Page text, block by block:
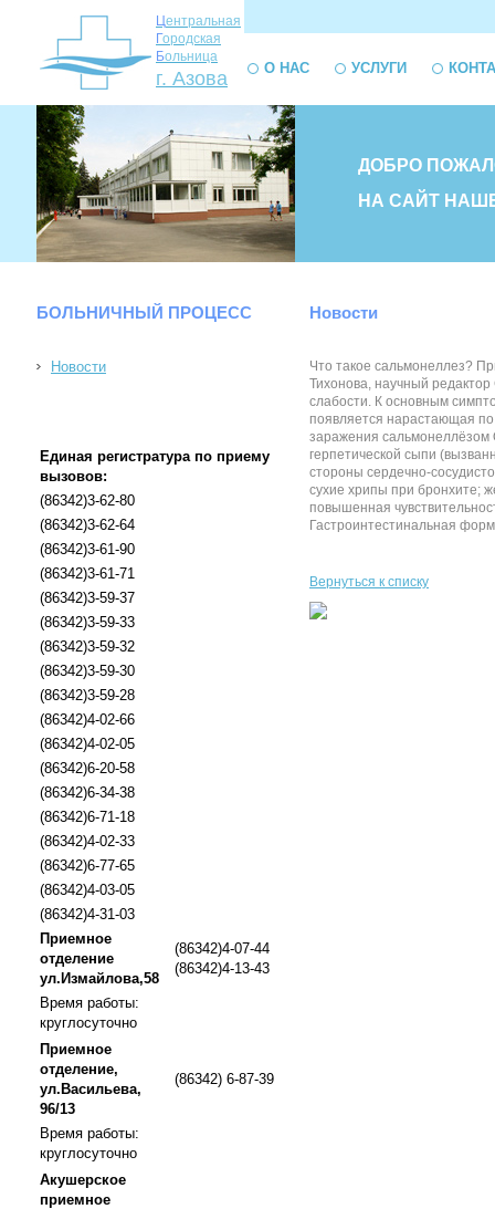
Центральная
Городская
Больница
г. Азова О НАС УСЛУГИ
ДОБРО
НА САЙТ
БОЛЬНИЧНЫЙ ПРОЦЕСС
Новости
Единая регистратура по приему
вызовов:
(86342)3-62-80
(86342)3-62-64
(86342)3-61-90
(86342)3-61-71
(86342)3-59-37
(86342)3-59-33
(86342)3-59-32
(86342)3-59-30
(86342)3-59-28
(86342)4-02-66
(86342)4-02-05
(86342)6-20-58
(86342)6-34-38
(86342)6-71-18
(86342)4-02-33
(86342)6-77-65
(86342)4-03-05
(86342)4-31-03
Приемное
отделение
ул.Измайлова,58
(86342)4-07-44
(86342)4-13-43
Время работы:
круглосуточно
Приемное
отделение,
ул.Васильева,
96/13
(86342) 6-87-39
Время работы:
круглосуточно
Акушерское
приемное
Новости
Что такое сальмонеллез?
Тихонова, научный
слабости. К основным
появляется нарастающая
заражения сальмонеллёзом
герпетической сыпи
стороны сердечно-
сухие хрипы при бронхите;
повышенная
Гастроинтестинальная
Вернуться к списку